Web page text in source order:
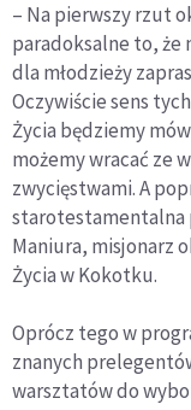
– Na pierwszy rzut
paradoksalne to, że
dla młodzieży
Oczywiście sens
Życia będziemy
możemy wracać ze
zwycięstwami. A
starotestamentalna
Maniura, misjonarz
Życia w Kokotku.
Oprócz tego w
znanych
warsztatów do